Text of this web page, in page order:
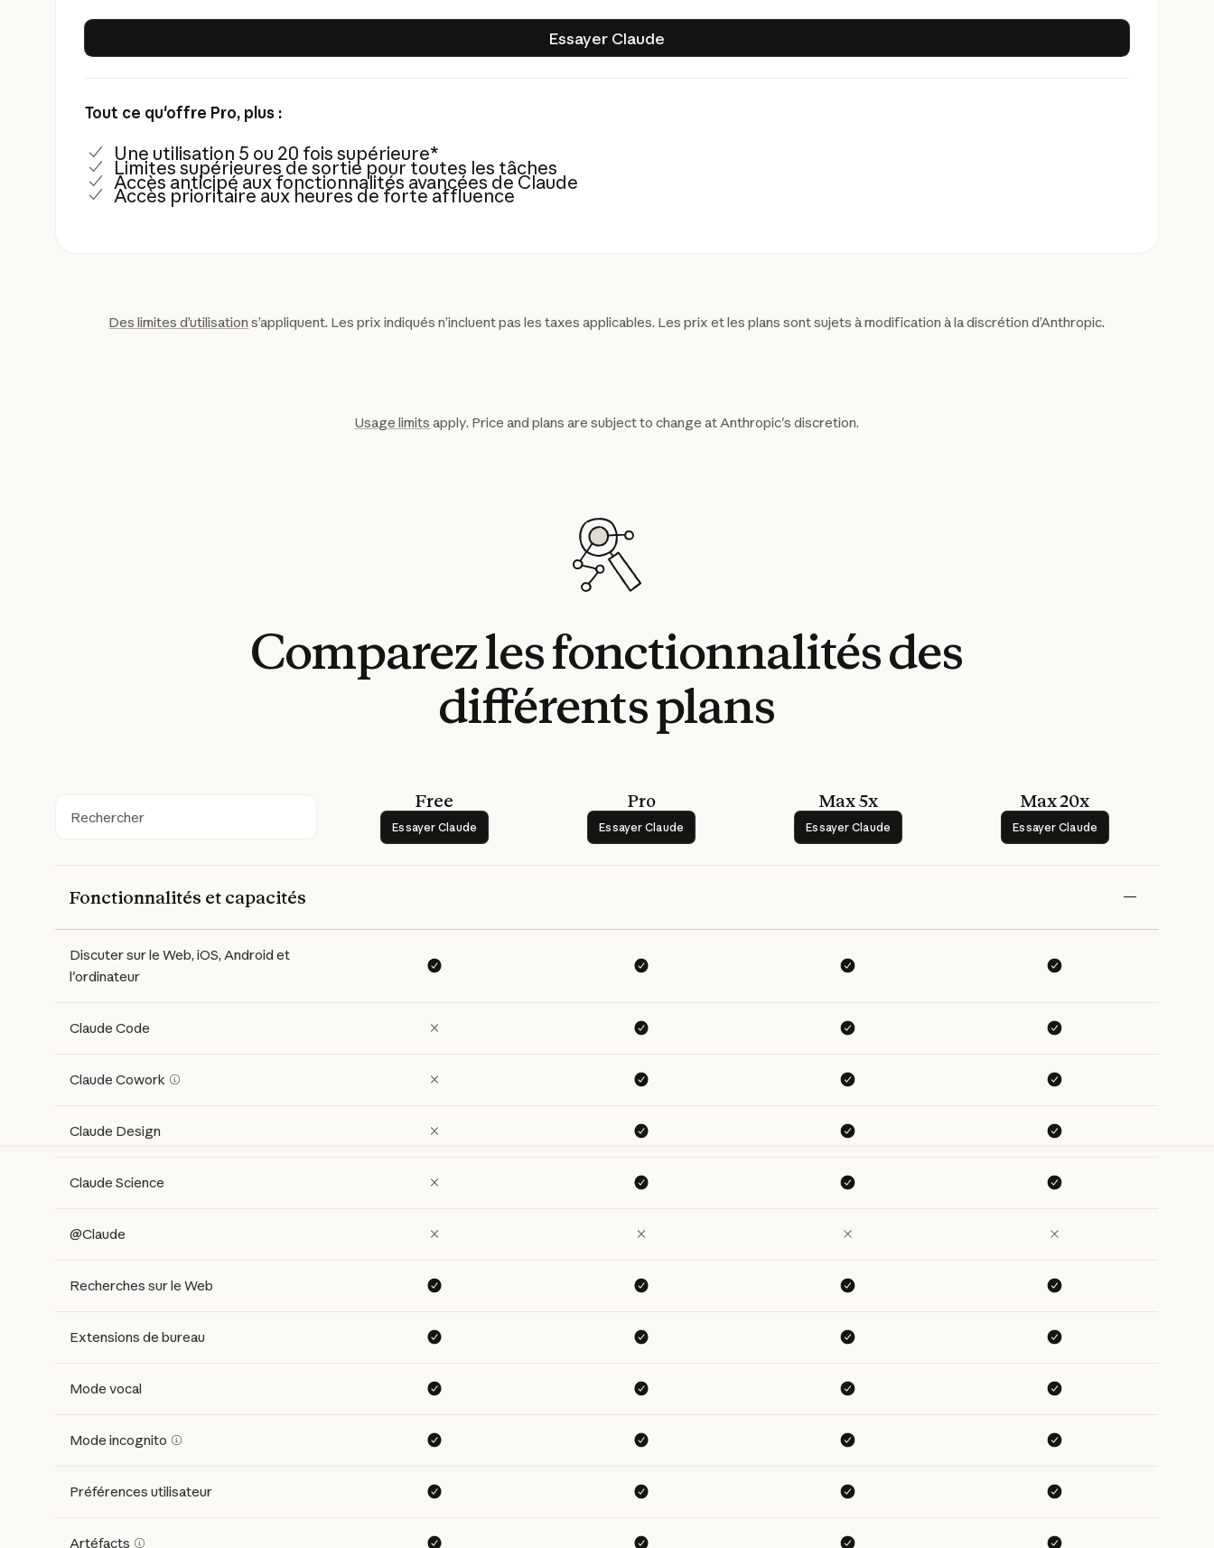
Essayer Claude
Tout ce qu'offre Pro, plus :
Une utilisation 5 ou 20 fois supérieure*
Limites supérieures de sortie pour toutes les tâches
Accès anticipé aux fonctionnalités avancées de Claude
Accès prioritaire aux heures de forte affluence
Des limites d’utilisation s’appliquent. Les prix indiqués n’incluent pas les taxes applicables. Les prix et les plans sont sujets à modification à la discrétion d’Anthropic.
Usage limits apply. Price and plans are subject to change at Anthropic's discretion.
Comparezlesfonctionnalitésdes
différentsplans
Rechercher
Free
Essayer Claude
Essayer Claude
Pro
Essayer Claude
Essayer Claude
Max 5x
Essayer Claude
Essayer Claude
Max 20x
Essayer Claude
Essayer Claude
Fonctionnalités et capacités
Discuter sur le Web, iOS, Android et
l'ordinateur
Claude Code
Claude Cowork
Claude Design
Claude Science
@Claude
Recherches sur le Web
Extensions de bureau
Mode vocal
Mode incognito
Préférences utilisateur
Artéfacts